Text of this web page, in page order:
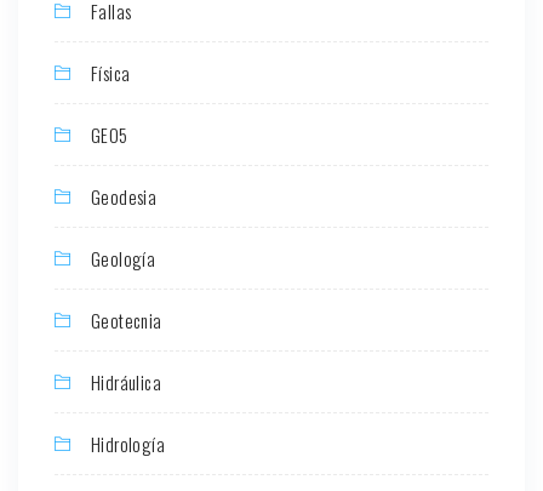
Fallas
Física
GEO5
Geodesia
Geología
Geotecnia
Hidráulica
Hidrología